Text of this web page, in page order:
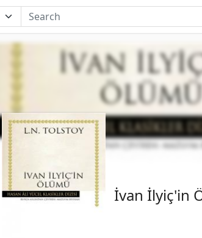
İvan İlyiç'in